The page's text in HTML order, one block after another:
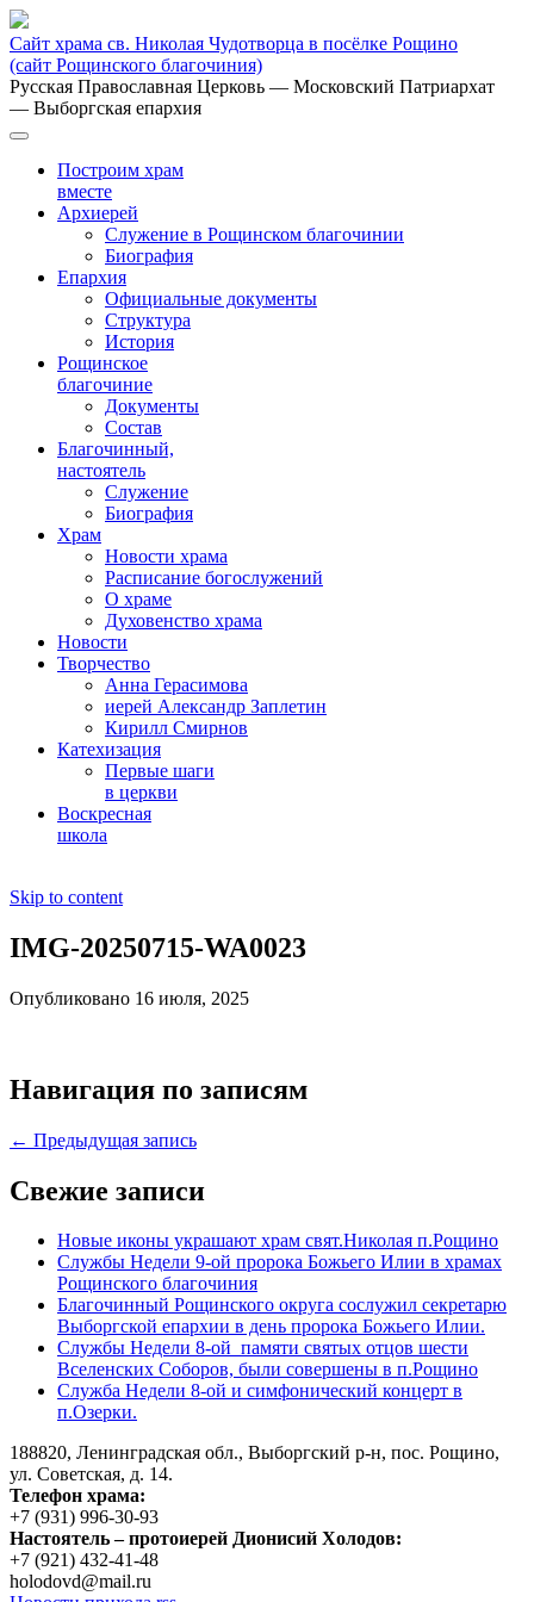
Сайт храма св. Николая Чудотворца в посёлке Рощино
(сайт Рощинского благочиния)
Русская Православная Церковь — Московский Патриархат
— Выборгская епархия
Построим храм
вместе
Архиерей
Служение в Рощинском благочинии
Биография
Епархия
Официальные документы
Структура
История
Рощинское
благочиние
Документы
Состав
Благочинный,
настоятель
Служение
Биография
Храм
Новости храма
Расписание богослужений
О храме
Духовенство храма
Новости
Творчество
Анна Герасимова
иерей Александр Заплетин
Кирилл Смирнов
Катехизация
Первые шаги
в церкви
Воскресная
школа
Skip to content
IMG-20250715-WA0023
Опубликовано 16 июля, 2025
Навигация по записям
← Предыдущая запись
Свежие записи
Новые иконы украшают храм свят.Николая п.Рощино
Службы Недели 9-ой пророка Божьего Илии в храмах
Рощинского благочиния
Благочинный Рощинского округа сослужил секретарю
Выборгской епархии в день пророка Божьего Илии.
Службы Недели 8-ой памяти святых отцов шести
Вселенских Соборов, были совершены в п.Рощино
Служба Недели 8-ой и симфонический концерт в
п.Озерки.
188820, Ленинградская обл., Выборгский р-н, пос. Рощино,
ул. Советская, д. 14.
Телефон храма:
+7 (931) 996-30-93
Настоятель – протоиерей Дионисий Холодов:
+7 (921) 432-41-48
holodovd@mail.ru